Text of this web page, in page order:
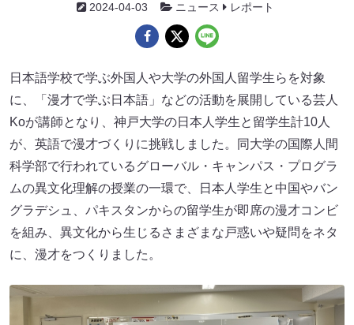
2024-04-03 ニュース レポート
日本語学校で学ぶ外国人や大学の外国人留学生らを対象
に、「漫才で学ぶ日本語」などの活動を展開している芸人
Koが講師となり、神戸大学の日本人学生と留学生計10人
が、英語で漫才づくりに挑戦しました。同大学の国際人間
科学部で行われているグローバル・キャンパス・プログラ
ムの異文化理解の授業の一環で、日本人学生と中国やバン
グラデシュ、パキスタンからの留学生が即席の漫才コンビ
を組み、異文化から生じるさまざまな戸惑いや疑問をネタ
に、漫才をつくりました。